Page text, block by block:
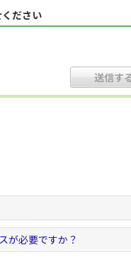
ださい
が必要ですか？